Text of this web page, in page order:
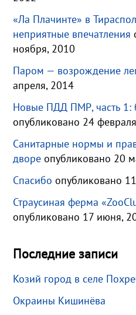
«Ла Плачинте» в
неприятные впечатления
ноября, 2010
Паром — возрождение
апреля, 2014
Новые ПДД ПМР, часть 1:
опубликовано 24
Санитарные нормы и
дворе опубликовано 20
Спасибо опубликовано
Страусиная ферма
опубликовано 17 июня,
Последние записи
Козий город в селе
Окраины Кишинёва